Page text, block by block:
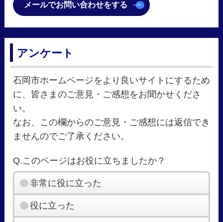
メールでお問い合わせをする
アンケート
石岡市ホームページをより良いサイトにするため
に、皆さまのご意見・ご感想をお聞かせくださ
い。
なお、この欄からのご意見・ご感想には返信でき
ませんのでご了承ください。
Q.このページはお役に立ちましたか？
非常に役に立った
役に立った